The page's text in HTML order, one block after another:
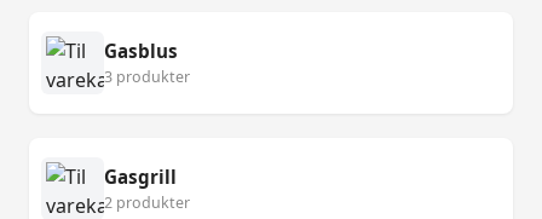
Gasblus
3 produkter
Gasgrill
2 produkter